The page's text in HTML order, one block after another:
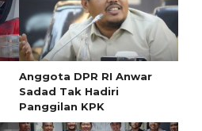
Anggota DPR RI Anwar
Sadad Tak Hadiri
Panggilan KPK